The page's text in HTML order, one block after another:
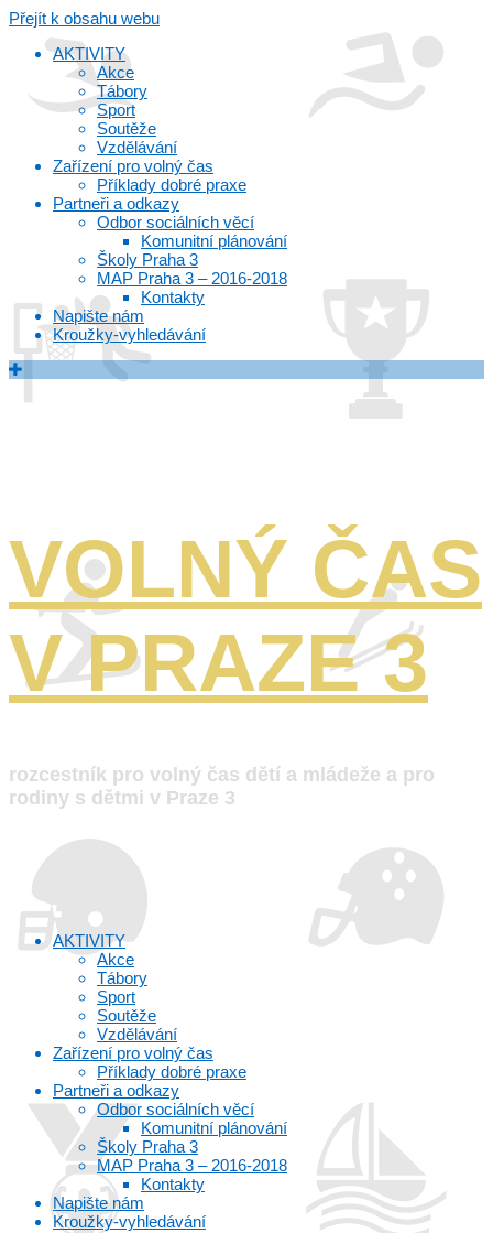
Přejít k obsahu webu
AKTIVITY
Akce
Tábory
Sport
Soutěže
Vzdělávání
Zařízení pro volný čas
Příklady dobré praxe
Partneři a odkazy
Odbor sociálních věcí
Komunitní plánování
Školy Praha 3
MAP Praha 3 – 2016-2018
Kontakty
Napište nám
Kroužky-vyhledávání
VOLNÝ ČAS
V PRAZE 3
rozcestník pro volný čas dětí a mládeže a pro
rodiny s dětmi v Praze 3
AKTIVITY
Akce
Tábory
Sport
Soutěže
Vzdělávání
Zařízení pro volný čas
Příklady dobré praxe
Partneři a odkazy
Odbor sociálních věcí
Komunitní plánování
Školy Praha 3
MAP Praha 3 – 2016-2018
Kontakty
Napište nám
Kroužky-vyhledávání